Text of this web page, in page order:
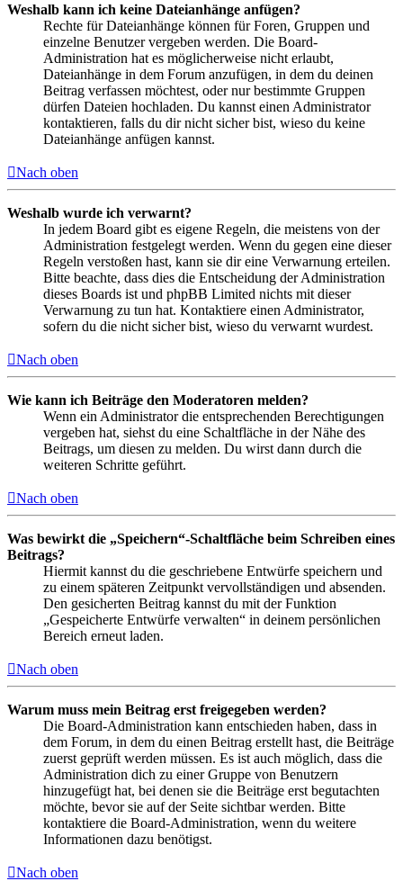
Weshalb kann ich keine Dateianhänge anfügen?
Rechte für Dateianhänge können für Foren, Gruppen und
einzelne Benutzer vergeben werden. Die Board-
Administration hat es möglicherweise nicht erlaubt,
Dateianhänge in dem Forum anzufügen, in dem du deinen
Beitrag verfassen möchtest, oder nur bestimmte Gruppen
dürfen Dateien hochladen. Du kannst einen Administrator
kontaktieren, falls du dir nicht sicher bist, wieso du keine
Dateianhänge anfügen kannst.
Nach oben
Weshalb wurde ich verwarnt?
In jedem Board gibt es eigene Regeln, die meistens von der
Administration festgelegt werden. Wenn du gegen eine dieser
Regeln verstoßen hast, kann sie dir eine Verwarnung erteilen.
Bitte beachte, dass dies die Entscheidung der Administration
dieses Boards ist und phpBB Limited nichts mit dieser
Verwarnung zu tun hat. Kontaktiere einen Administrator,
sofern du die nicht sicher bist, wieso du verwarnt wurdest.
Nach oben
Wie kann ich Beiträge den Moderatoren melden?
Wenn ein Administrator die entsprechenden Berechtigungen
vergeben hat, siehst du eine Schaltfläche in der Nähe des
Beitrags, um diesen zu melden. Du wirst dann durch die
weiteren Schritte geführt.
Nach oben
Was bewirkt die „Speichern“-Schaltfläche beim Schreiben eines
Beitrags?
Hiermit kannst du die geschriebene Entwürfe speichern und
zu einem späteren Zeitpunkt vervollständigen und absenden.
Den gesicherten Beitrag kannst du mit der Funktion
„Gespeicherte Entwürfe verwalten“ in deinem persönlichen
Bereich erneut laden.
Nach oben
Warum muss mein Beitrag erst freigegeben werden?
Die Board-Administration kann entschieden haben, dass in
dem Forum, in dem du einen Beitrag erstellt hast, die Beiträge
zuerst geprüft werden müssen. Es ist auch möglich, dass die
Administration dich zu einer Gruppe von Benutzern
hinzugefügt hat, bei denen sie die Beiträge erst begutachten
möchte, bevor sie auf der Seite sichtbar werden. Bitte
kontaktiere die Board-Administration, wenn du weitere
Informationen dazu benötigst.
Nach oben